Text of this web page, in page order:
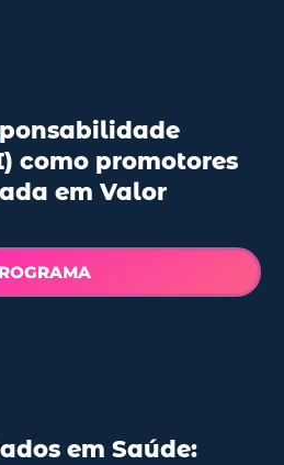
como promotores
em Valor
em Saúde: